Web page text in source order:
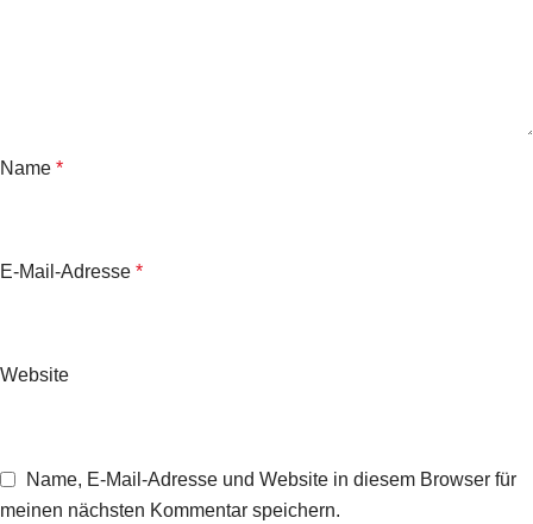
Name *
E-Mail-Adresse *
Website
Name, E-Mail-Adresse und Website in diesem Browser für
meinen nächsten Kommentar speichern.